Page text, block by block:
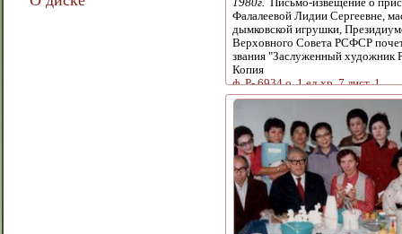
Фалалеевой Лидии Сергеевне,
дымковской игрушки,
Верховного Совета РСФСР
звания "Заслуженный
Копия
ф. Р- 6934 о. 1 ед.хр. 7 лист. 1